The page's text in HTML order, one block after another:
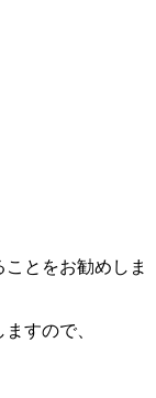
とをお勧めしま
すので、